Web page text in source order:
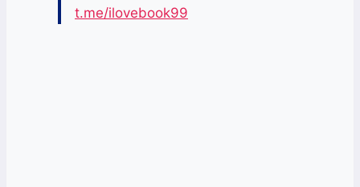
t.me/ilovebook99